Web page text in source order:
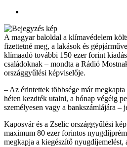
A magyar baloldal a klímavédelem
fizettetné meg, a lakások és
klímaadó további 150 ezer forint
családoknak – mondta a Rádió
országgyűlési képviselője.
– Az érintettek többsége már
héten kezdték utalni, a hónap végéig
személyesen vagy a bankszámlájára –
Kaposvár és a Zselic országgyűlési
maximum 80 ezer forintos
megkapja a kiegészítő